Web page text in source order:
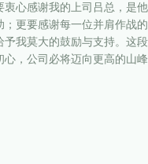
心感谢我的上司吕总，是
更要感谢每一位并肩作战
予我莫大的鼓励与支持。这
心，公司必将迈向更高的山